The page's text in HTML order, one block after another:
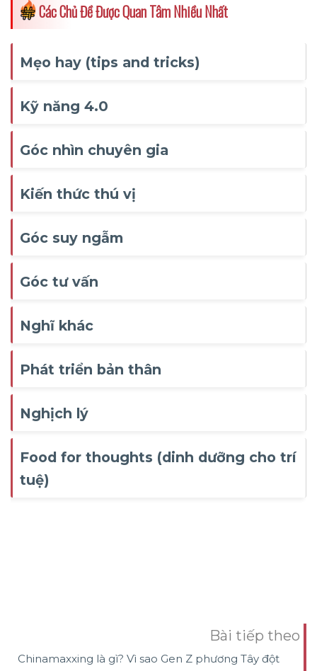
Các Chủ Đề Được Quan Tâm Nhiều Nhất
Mẹo hay (tips and tricks)
Kỹ năng 4.0
Góc nhìn chuyên gia
Kiến thức thú vị
Góc suy ngẫm
Góc tư vấn
Nghĩ khác
Phát triển bản thân
Nghịch lý
Food for thoughts (dinh dưỡng cho trí
tuệ)
Bài tiếp theo
Chinamaxxing là gì? Vì sao Gen Z phương Tây đột